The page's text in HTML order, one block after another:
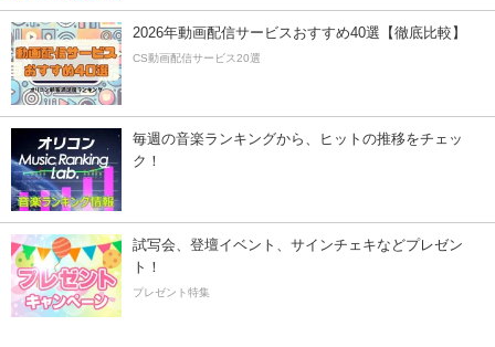
2026年動画配信サービスおすすめ40選【徹底比較】
CS動画配信サービス20選
毎週の音楽ランキングから、ヒットの推移をチェッ
ク！
試写会、登壇イベント、サインチェキなどプレゼン
ト！
プレゼント特集